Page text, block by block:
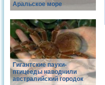
Аральское море
Гигантские пауки-
птицееды наводнили
австралийский городок